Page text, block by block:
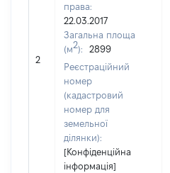
2
права:
22.03.2017
Загальна площа
(м2):
2899
Реєстраційний
номер
(кадастровий
номер для
земельної
ділянки):
[Конфіденційна
інформація]